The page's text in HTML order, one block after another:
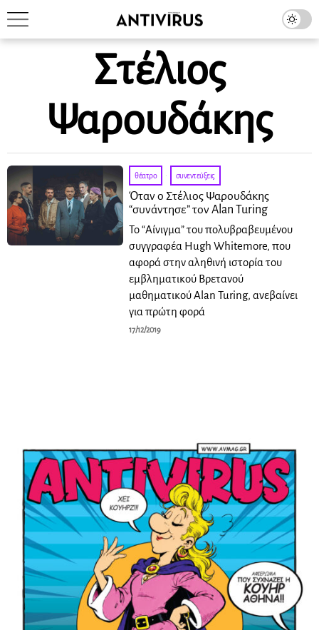
Στέλιος
Ψαρουδάκης
θέατρο · συνεντεύξεις
Όταν ο Στέλιος Ψαρουδάκης
“συνάντησε” τον Alan Turing
Το “Αίνιγμα” του πολυβραβευμένου
συγγραφέα Hugh Whitemore, που
αφορά στην αληθινή ιστορία του
εμβληματικού Βρετανού
μαθηματικού Alan Turing, ανεβαίνει
για πρώτη φορά
17/12/2019